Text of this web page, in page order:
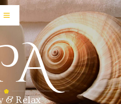
& Relax